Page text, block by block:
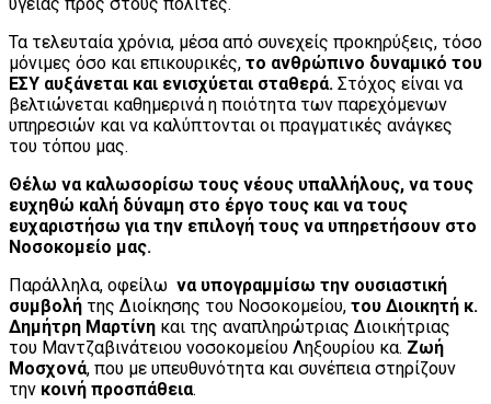
Τα τελευταία χρόνια, μέσα από συνεχείς προκηρύξεις, τόσο
μόνιμες όσο και επικουρικές, το ανθρώπινο δυναμικό του
ΕΣΥ αυξάνεται και ενισχύεται σταθερά. Στόχος είναι να
βελτιώνεται καθημερινά η ποιότητα των παρεχόμενων
υπηρεσιών και να καλύπτονται οι πραγματικές ανάγκες
του τόπου μας.
Θέλω να καλωσορίσω τους νέους υπαλλήλους, να τους
ευχηθώ καλή δύναμη στο έργο τους και να τους
ευχαριστήσω για την επιλογή τους να υπηρετήσουν στο
Νοσοκομείο μας.
Παράλληλα, οφείλω να υπογραμμίσω την ουσιαστική
συμβολή της Διοίκησης του Νοσοκομείου, του Διοικητή κ.
Δημήτρη Μαρτίνη και της αναπληρώτριας Διοικήτριας
του Μαντζαβινάτειου νοσοκομείου Ληξουρίου κα. Ζωή
Μοσχονά, που με υπευθυνότητα και συνέπεια στηρίζουν
την κοινή προσπάθεια.